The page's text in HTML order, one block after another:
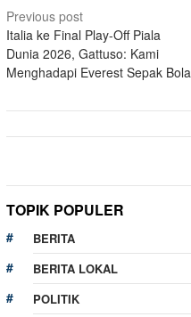
Post
navigation
Previous post
Italia ke Final Play-Off Piala
Dunia 2026, Gattuso: Kami
Menghadapi Everest Sepak Bola
TOPIK POPULER
BERITA
BERITA LOKAL
POLITIK